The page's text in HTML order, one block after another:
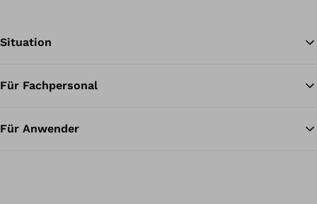
Situation
Für Fachpersonal
Für Anwender